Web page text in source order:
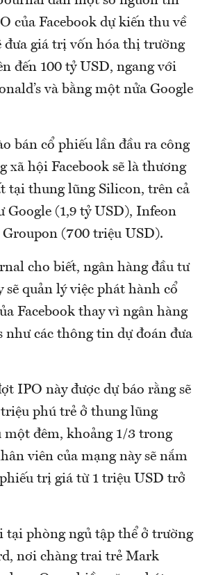
của Facebook dự kiến thu về
đưa giá trị vốn hóa thị trường
đến 100 tỷ USD, ngang với
và bằng một nửa Google
bán cổ phiếu lần đầu ra công
xã hội Facebook sẽ là thương
tại thung lũng Silicon, trên cả
Google (1,9 tỷ USD), Infeon
Groupon (700 triệu USD).
cho biết, ngân hàng đầu tư
sẽ quản lý việc phát hành cổ
Facebook thay vì ngân hàng
như các thông tin dự đoán đưa
IPO này được dự báo rằng sẽ
phú trẻ ở thung lũng
một đêm, khoảng 1/3 trong
viên của mạng này sẽ nắm
trị giá từ 1 triệu USD trở
tại phòng ngủ tập thể ở trường
nơi chàng trai trẻ Mark